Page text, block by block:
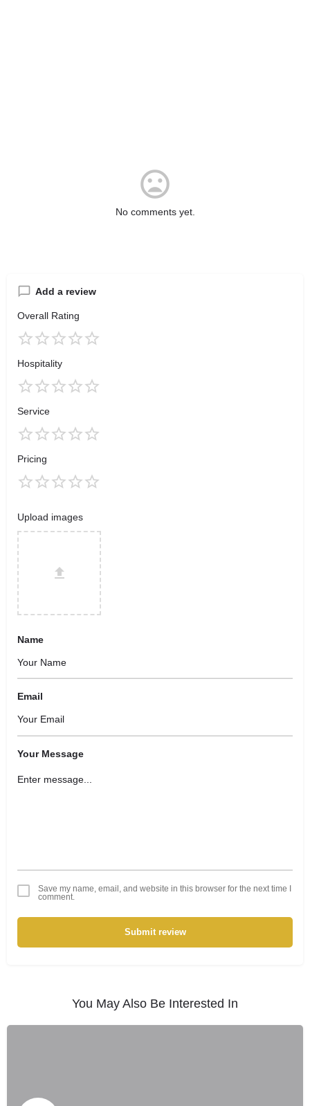
No comments yet.
Add a review
Overall Rating
Hospitality
Service
Pricing
Upload images
Name
Email
Your Message
Save my name, email, and website in this browser for the next time I
comment.
Submit review
You May Also Be Interested In